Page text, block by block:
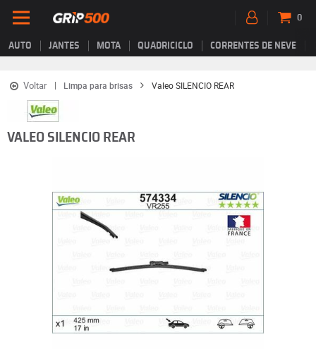
AUTO JANTES MOTA QUADRICICLO CORRENTES DE NEVE
0
Voltar Limpa para brisas Valeo SILENCIO REAR
VALEO SILENCIO REAR